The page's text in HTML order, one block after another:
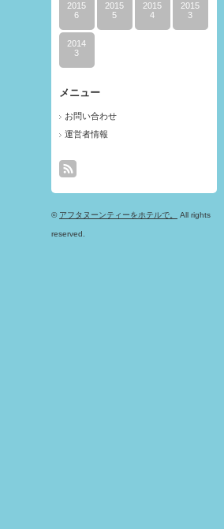
2015
6
2015
5
2015
4
2015
3
2014
3
メニュー
お問い合わせ
運営者情報
© アフタヌーンティーをホテルで。 All rights
reserved.